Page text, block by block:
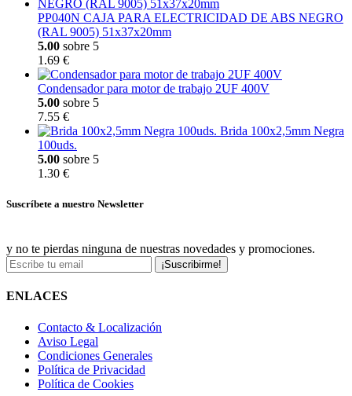
PP040N CAJA PARA ELECTRICIDAD DE ABS NEGRO
(RAL 9005) 51x37x20mm
5.00 sobre 5
1.69 €
Condensador para motor de trabajo 2UF 400V
5.00 sobre 5
7.55 €
Brida 100x2,5mm Negra
100uds.
5.00 sobre 5
1.30 €
Suscríbete a nuestro Newsletter
y no te pierdas ninguna de nuestras novedades y promociones.
¡Suscribirme!
ENLACES
Contacto & Localización
Aviso Legal
Condiciones Generales
Política de Privacidad
Política de Cookies